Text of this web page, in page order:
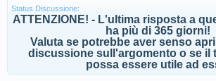
Status Discussione:
ATTENZIONE! - L'ultima risposta a
ha più di 365 giorni!
Valuta se potrebbe aver senso
discussione sull'argomento o se il
possa essere utile ad